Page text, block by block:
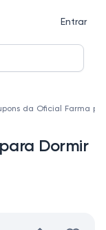
Entrar
da Oficial Farma
Dormir